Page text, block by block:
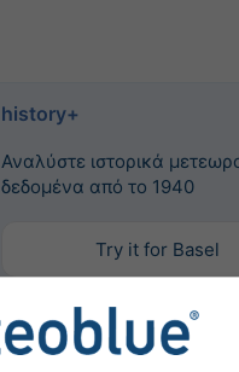
history+
Αναλύστε ιστορικά
δεδομένα από το 1940
Try it for Basel